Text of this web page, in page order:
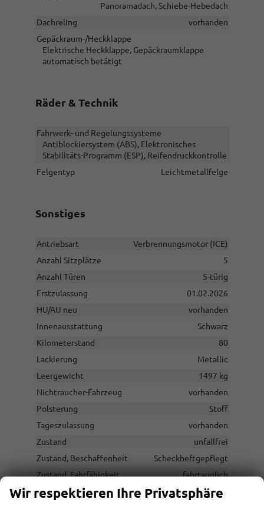
Panoramadach, Schiebe-Hebedach
Dachreling
vorhanden
Gepäckraum-/Heckklappe
Elektrische Heckklappe, Gepäckraumklappe
automatisch betätigt
Räder & Technik
Fahrwerk- und Regelungssysteme
Antiblockiersystem (ABS), Elektronisches
Stabilitäts-Programm (ESP), Reifendruckkontrolle
Felgentyp
Leichtmetallfelge
Sonstiges
Antriebsart
Verbrennungsmotor (ICE)
Anzahl Sitzplätze
5
Anzahl Türen
5-türig
Erstzulassung
01.02.2026
HU/AU neu
vorhanden
Innenausstattung
Schwarz
Kilometerstand
80
Lackierung
Metallic
Leergewicht
1497 kg
Nichtraucher-Fahrzeug
vorhanden
Polsterung
Stoff
Tageszulassung
vorhanden
Zustand
unfallfrei
Zustand, Beschaffenheit
Scheckheftgepflegt
Zustand, Fahrfähigkeit
fahrtauglich
Wir respektieren Ihre Privatsphäre